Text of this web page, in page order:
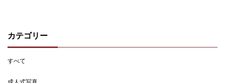
カテゴリー
すべて